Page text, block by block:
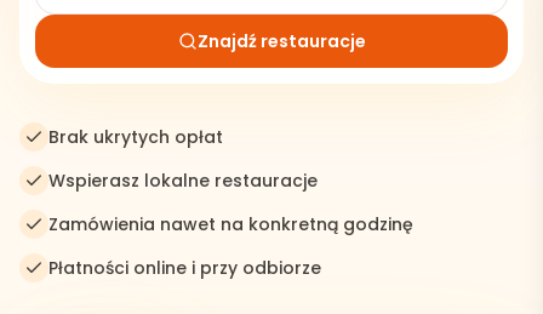
Znajdź restauracje
Brak ukrytych opłat
Wspierasz lokalne restauracje
Zamówienia nawet na konkretną godzinę
Płatności online i przy odbiorze